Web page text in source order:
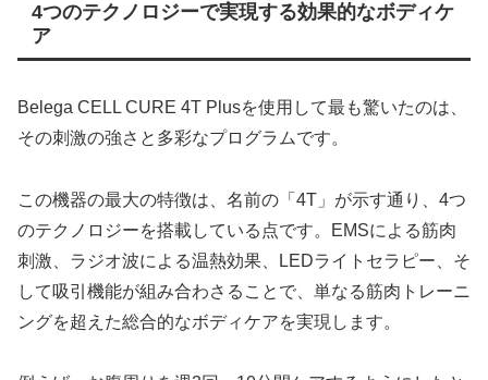
4つのテクノロジーで実現する効果的なボディケ
ア
Belega CELL CURE 4T Plusを使用して最も驚いたのは、
その刺激の強さと多彩なプログラムです。
この機器の最大の特徴は、名前の「4T」が示す通り、4つ
のテクノロジーを搭載している点です。EMSによる筋肉
刺激、ラジオ波による温熱効果、LEDライトセラピー、そ
して吸引機能が組み合わさることで、単なる筋肉トレーニ
ングを超えた総合的なボディケアを実現します。